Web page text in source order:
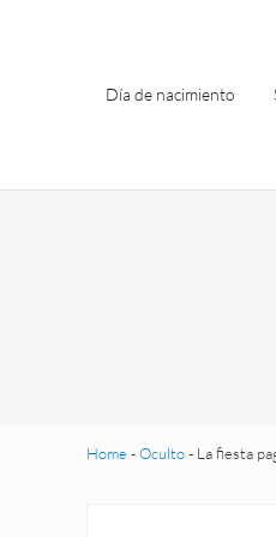
Día de nacimiento
Home -Oculto- La fiesta